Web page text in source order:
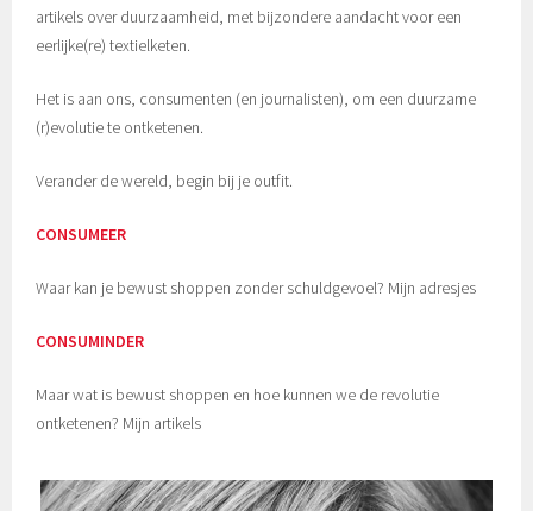
artikels over duurzaamheid, met bijzondere aandacht voor een
eerlijke(re) textielketen.
Het is aan ons, consumenten (en journalisten), om een duurzame
(r)evolutie te ontketenen.
Verander de wereld, begin bij je outfit.
CONSUMEER
Waar kan je bewust shoppen zonder schuldgevoel? Mijn adresjes
CONSUMINDER
Maar wat is bewust shoppen en hoe kunnen we de revolutie
ontketenen? Mijn artikels